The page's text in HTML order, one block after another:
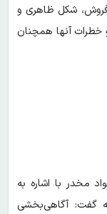
فروش، شکل ظاهری و
خطرات آنها همچنان
مخدر با اشاره به
گفت: آگاهی‌بخشی